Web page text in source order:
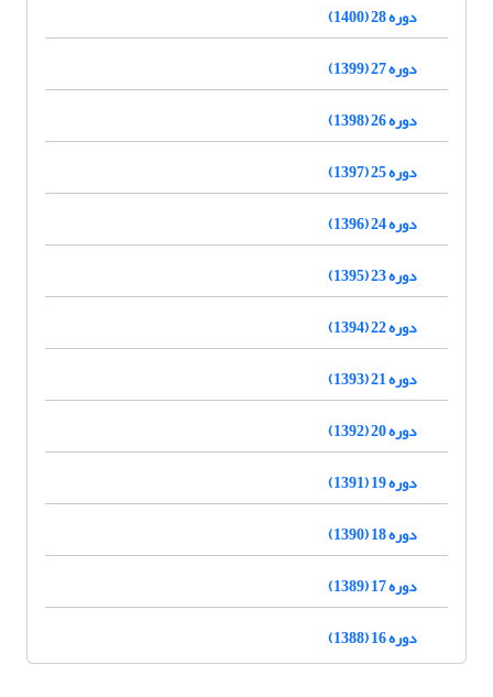
دوره 28 (1400)
دوره 27 (1399)
دوره 26 (1398)
دوره 25 (1397)
دوره 24 (1396)
دوره 23 (1395)
دوره 22 (1394)
دوره 21 (1393)
دوره 20 (1392)
دوره 19 (1391)
دوره 18 (1390)
دوره 17 (1389)
دوره 16 (1388)